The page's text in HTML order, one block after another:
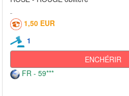
1,50 EUR
1
ENCHÉRIR
FR - 59***